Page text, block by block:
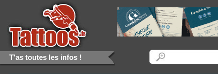
Aller au contenu principal
Skip to navigation
T'as toutes les infos !